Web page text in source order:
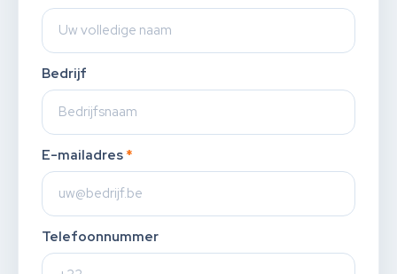
Bedrijf
E-mailadres *
Telefoonnummer